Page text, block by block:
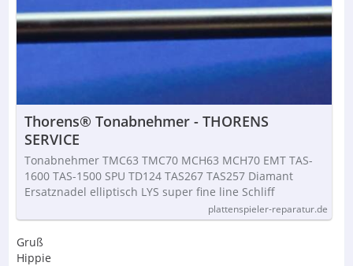
Thorens® Tonabnehmer - THORENS
SERVICE
Tonabnehmer TMC63 TMC70 MCH63 MCH70 EMT TAS-
1600 TAS-1500 SPU TD124 TAS267 TAS257 Diamant
Ersatznadel elliptisch LYS super fine line Schliff
plattenspieler-reparatur.de
Gruß
Hippie